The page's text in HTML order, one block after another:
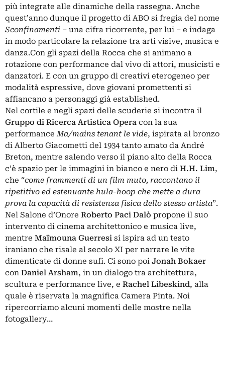
più integrate alle dinamiche della rassegna. Anche
quest’anno dunque il progetto di ABO si fregia del nome
Sconfinamenti – una cifra ricorrente, per lui – e indaga
in modo particolare la relazione tra arti visive, musica e
danza.Con gli spazi della Rocca che si animano a
rotazione con performance dal vivo di attori, musicisti e
danzatori. E con un gruppo di creativi eterogeneo per
modalità espressive, dove giovani promettenti si
affiancano a personaggi già established.
Nel cortile e negli spazi delle scuderie si incontra il
Gruppo di Ricerca Artistica Opera con la sua
performanceMa/mains tenant le vide, ispirata al bronzo
di Alberto Giacometti del 1934 tanto amato da André
Breton, mentre salendo verso il piano alto della Rocca
c’è spazio per le immagini in bianco e nero di H.H. Lim,
che “come frammenti di un film muto, raccontano il
ripetitivo ed estenuante hula-hoop che mette a dura
prova la capacità di resistenza fisica dello stesso artista”.
Nel Salone d’Onore Roberto Paci Dalò propone il suo
intervento di cinema architettonico e musica live,
mentre Maïmouna Guerresi si ispira ad un testo
iraniano che risale al secolo XI per narrare le vite
dimenticate di donne sufi. Ci sono poi Jonah Bokaer
con Daniel Arsham, in un dialogo tra architettura,
scultura e performance live, e Rachel Libeskind, alla
quale è riservata la magnifica Camera Pinta. Noi
ripercorriamo alcuni momenti delle mostre nella
fotogallery…